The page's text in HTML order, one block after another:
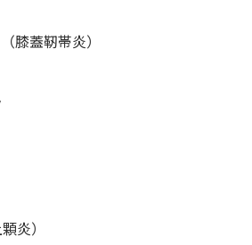
膝蓋靭帯炎）
炎）